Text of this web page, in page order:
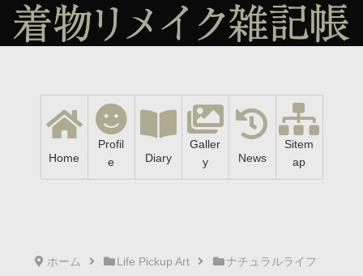
Home
Profil
e
Diary
Galler
y
News
Sitem
ap
ホーム Life Pickup Art ナチュラルライフ